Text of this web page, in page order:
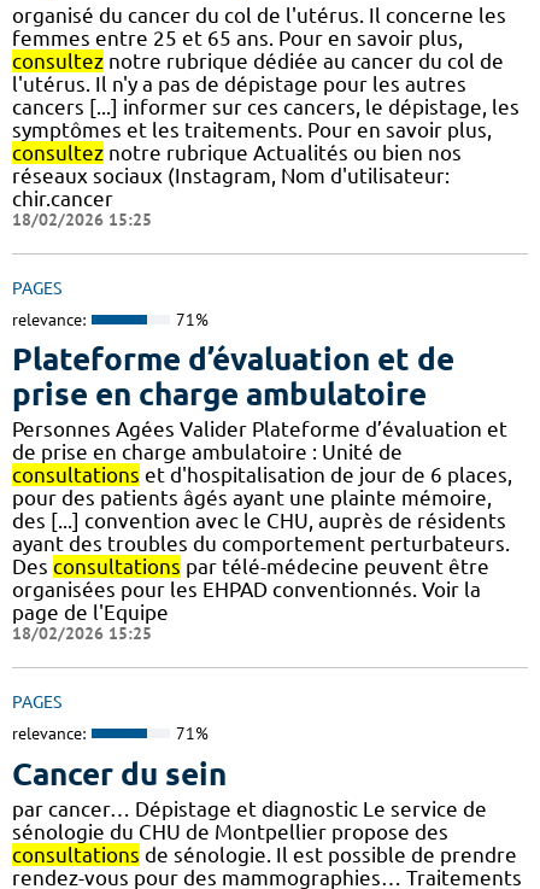
organisé du cancer du col de l'utérus. Il concerne les
femmes entre 25 et 65 ans. Pour en savoir plus,
consultez notre rubrique dédiée au cancer du col de
l'utérus. Il n'y a pas de dépistage pour les autres
cancers [...] informer sur ces cancers, le dépistage, les
symptômes et les traitements. Pour en savoir plus,
consultez notre rubrique Actualités ou bien nos
réseaux sociaux (Instagram, Nom d'utilisateur:
chir.cancer
18/02/2026 15:25
PAGES
relevance: 71%
Plateforme d’évaluation et de
prise en charge ambulatoire
Personnes Agées Valider Plateforme d’évaluation et
de prise en charge ambulatoire : Unité de
consultations et d'hospitalisation de jour de 6 places,
pour des patients âgés ayant une plainte mémoire,
des [...] convention avec le CHU, auprès de résidents
ayant des troubles du comportement perturbateurs.
Des consultations par télé-médecine peuvent être
organisées pour les EHPAD conventionnés. Voir la
page de l'Equipe
18/02/2026 15:25
PAGES
relevance: 71%
Cancer du sein
par cancer… Dépistage et diagnostic Le service de
sénologie du CHU de Montpellier propose des
consultations de sénologie. Il est possible de prendre
rendez-vous pour des mammographies… Traitements